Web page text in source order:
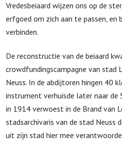
Vredesbeiaard wijzen ons op de
erfgoed om zich aan te passen, en
verbinden.
De reconstructie van de beiaard
crowdfundingscampagne van stad
Neuss. In de abdijtoren hingen 40
instrument verhuisde later naar de
in 1914 verwoest in de Brand van
stadsarchivaris van de stad Neuss
uit zijn stad hier mee